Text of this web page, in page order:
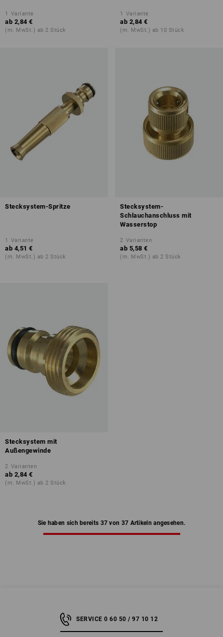
1 Variante
ab 2,84 €
(m. MwSt.) ab 2 Stück
1 Variante
ab 2,84 €
(m. MwSt.) ab 10 Stück
Stecksystem-Spritze
1 Variante
ab 4,51 €
(m. MwSt.) ab 2 Stück
Stecksystem-
Schlauchanschluss mit
Wasserstop
2 Varianten
ab 5,58 €
(m. MwSt.) ab 2 Stück
Stecksystem mit
Außengewinde
2 Varianten
ab 2,84 €
(m. MwSt.) ab 2 Stück
Sie haben sich bereits 37 von 37 Artikeln angesehen.
SERVICE 0 60 50 / 97 10 12